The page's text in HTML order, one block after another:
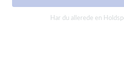
Har du allerede en